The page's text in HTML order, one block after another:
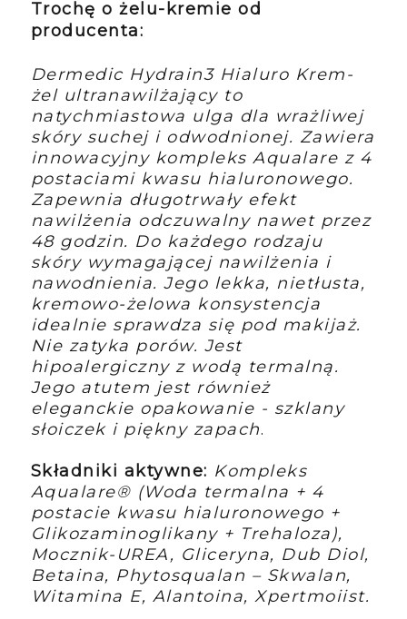
Trochę o żelu-kremie od
producenta:
Dermedic Hydrain3 Hialuro Krem-
żel ultranawilżający to
natychmiastowa ulga dla wrażliwej
skóry suchej i odwodnionej. Zawiera
innowacyjny kompleks Aqualare z 4
postaciami kwasu hialuronowego.
Zapewnia długotrwały efekt
nawilżenia odczuwalny nawet przez
48 godzin. Do każdego rodzaju
skóry wymagającej nawilżenia i
nawodnienia. Jego lekka, nietłusta,
kremowo-żelowa konsystencja
idealnie sprawdza się pod makijaż.
Nie zatyka porów. Jest
hipoalergiczny z wodą termalną.
Jego atutem jest również
eleganckie opakowanie - szklany
słoiczek i piękny zapach.
Składniki aktywne: Kompleks
Aqualare® (Woda termalna + 4
postacie kwasu hialuronowego +
Glikozaminoglikany + Trehaloza),
Mocznik-UREA, Gliceryna, Dub Diol,
Betaina, Phytosqualan – Skwalan,
Witamina E, Alantoina, Xpertmoiist.